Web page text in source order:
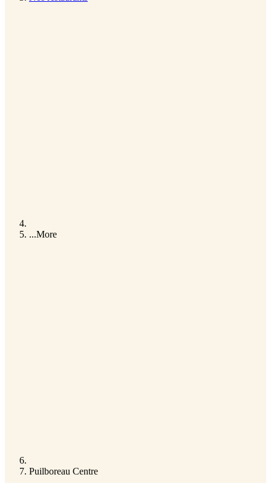
...More
Puilboreau Centre